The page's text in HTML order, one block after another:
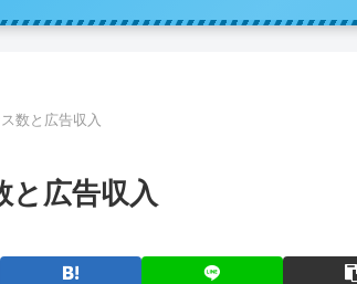
数と広告収入
と広告収入